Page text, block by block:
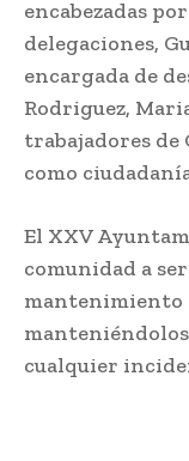
encabezadas
delegaciones,
encargada de
Rodriguez,
trabajadores de
como
El XXV
comunidad a
mantenimiento
cualquier